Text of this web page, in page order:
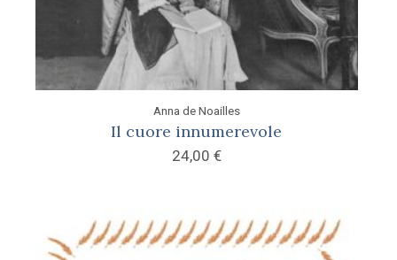
Anna de Noailles
Il cuore innumerevole
24,00 €